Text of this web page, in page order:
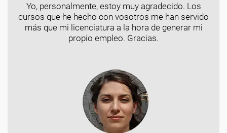
Yo, personalmente, estoy muy agradecido. Los
cursos que he hecho con vosotros me han servido
más que mi licenciatura a la hora de generar mi
propio empleo. Gracias.